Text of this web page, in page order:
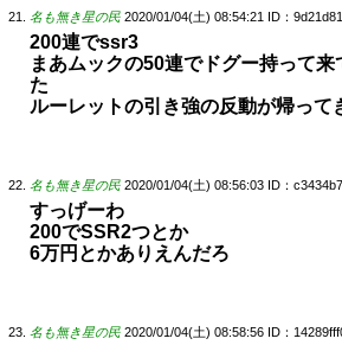
名も無き星の民 2020/01/04(土) 08:54:21 ID：
200連でssr3
まあムックの50連でドグー持って
た
ルーレットの引き強の反動が帰って
名も無き星の民 2020/01/04(土) 08:56:03 ID：
すっげーわ
200でSSR2つとか
6万円とかありえんだろ
名も無き星の民 2020/01/04(土) 08:58:56 ID：